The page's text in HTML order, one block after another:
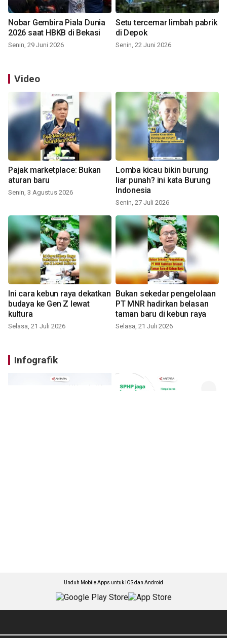
Nobar Gembira Piala Dunia
2026 saat HBKB di Bekasi
Senin, 29 Juni 2026
Setu tercemar limbah pabrik
di Depok
Senin, 22 Juni 2026
Video
Pajak marketplace: Bukan
aturan baru
Senin, 3 Agustus 2026
Lomba kicau bikin burung
liar punah? ini kata Burung
Indonesia
Senin, 27 Juli 2026
Ini cara kebun raya dekatkan
budaya ke Gen Z lewat
kultura
Selasa, 21 Juli 2026
Bukan sekedar pengelolaan
PT MNR hadirkan belasan
taman baru di kebun raya
Selasa, 21 Juli 2026
Infografik
Unduh Mobile Apps untuk iOS dan Android